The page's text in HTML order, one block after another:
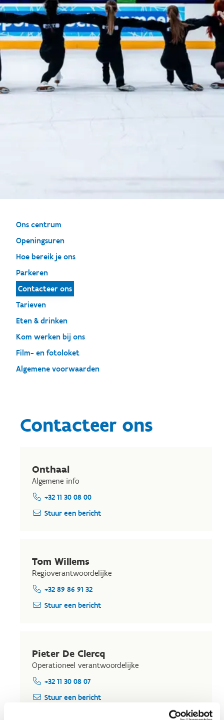
Ons centrum
Openingsuren
Hoe bereik je ons
Parkeren
Contacteer ons
Tarieven
Eten & drinken
Kom werken bij ons
Film- en fotoloket
Algemene voorwaarden
Contacteer ons
Onthaal
Algemene info
+32 11 30 08 00
Stuur een bericht
Tom Willems
Regioverantwoordelijke
+32 89 86 91 32
Stuur een bericht
Pieter De Clercq
Operationeel verantwoordelijke
+32 11 30 08 07
Stuur een bericht